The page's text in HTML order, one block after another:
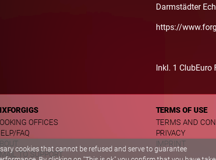
Darmstädter
https://
Inkl. 1 ClubEuro
OFFICES
FAQ
TO SUPPORT
TERMS OF USE
TERMS AND
PRIVACY
IMPRINT
cookies that cannot be refused and serve to guarantee